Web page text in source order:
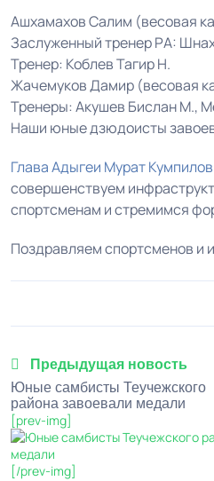
Ашхамахов Салим (весовая
Заслуженный тренер РА:
Тренер: Коблев Тагир Н.
Жачемуков Дамир (весовая
Тренеры: Акушев Бислан М.,
Наши юные дзюдоисты
Глава Адыгеи Мурат Кумпилов
совершенствуем
спортсменам и стремимся
Поздравляем спортсменов и
Предыдущая новость
Юные самбисты Теучежского
района завоевали медали
[prev-img]
[/prev-img]